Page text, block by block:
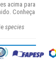
acima para
Conheça
species